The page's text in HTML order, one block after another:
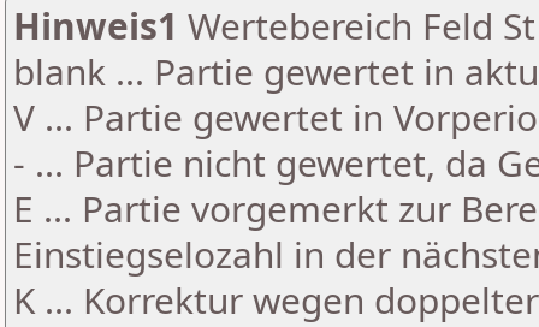
Hinweis1 Wertebereich Feld
blank ... Partie gewertet in
V ... Partie gewertet in
- ... Partie nicht gewertet, da
E ... Partie vorgemerkt zur
Einstiegselozahl in der
K ... Korrektur wegen